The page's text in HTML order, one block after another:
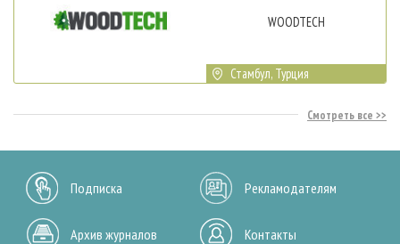
WOODTECH
Стамбул, Турция
Смотреть все
Подписка Рекламодателям
Архив журналов Контакты